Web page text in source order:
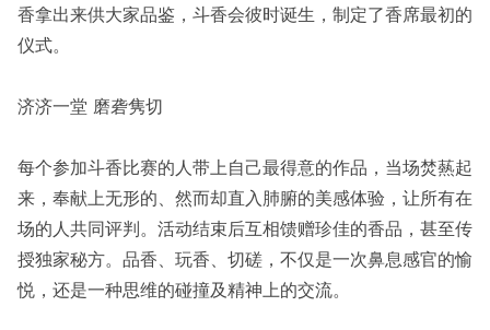
香拿出来供大家品鉴，斗香会彼时诞生，制定了香席最初的
仪式。
济济一堂 磨砻隽切
每个参加斗香比赛的人带上自己最得意的作品，当场焚爇起
来，奉献上无形的、然而却直入肺腑的美感体验，让所有在
场的人共同评判。活动结束后互相馈赠珍佳的香品，甚至传
授独家秘方。品香、玩香、切磋，不仅是一次鼻息感官的愉
悦，还是一种思维的碰撞及精神上的交流。